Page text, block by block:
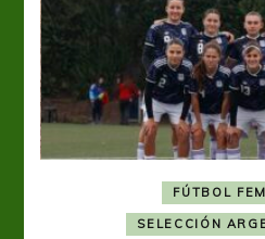
FÚTBOL
SELECCIÓN